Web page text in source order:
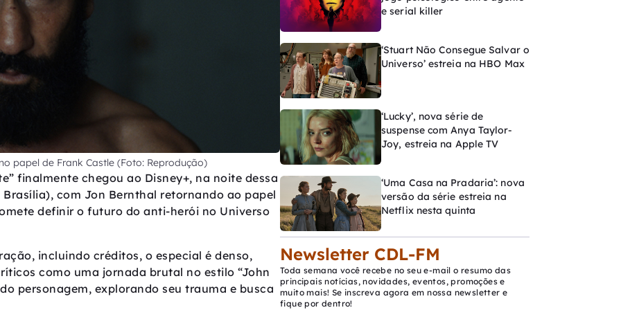
papel de Frank Castle (Foto: Reprodução)
finalmente chegou ao Disney+, na noite dessa
com Jon Bernthal retornando ao papel
definir o futuro do anti-herói no Universo
incluindo créditos, o especial é denso,
como uma jornada brutal no estilo “John
personagem, explorando seu trauma e busca
e serial killer
‘Stuart Não Consegue Salvar o
Universo’ estreia na HBO Max
‘Lucky’, nova série de
suspense com Anya Taylor-
Joy, estreia na Apple TV
‘Uma Casa na Pradaria’: nova
versão da série estreia na
Netflix nesta quinta
Newsletter CDL-FM
Toda semana você recebe no seu e-mail o resumo das
principais notícias, novidades, eventos, promoções e
muito mais! Se inscreva agora em nossa newsletter e
fique por dentro!